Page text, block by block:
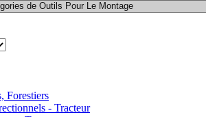
Forestiers
- Tracteur